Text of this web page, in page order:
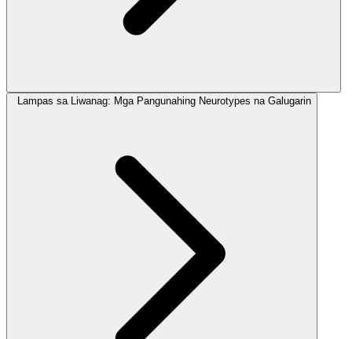
Lampas sa Liwanag: Mga Pangunahing Neurotypes na Galugarin